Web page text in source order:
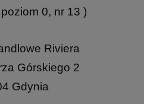
poziom 0, nr 13 )
Riviera
Górskiego 2
Gdynia